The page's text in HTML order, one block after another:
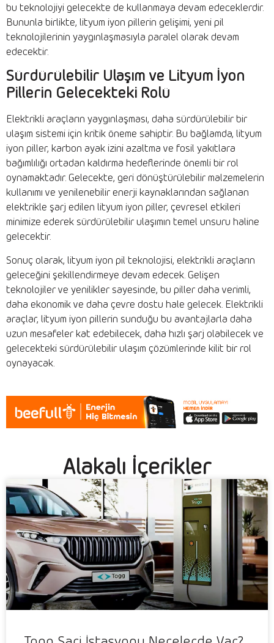
bu teknolojiyi gelecekte de kullanmaya devam edeceklerdir.
Bununla birlikte, lityum iyon pillerin gelişimi, yeni pil
teknolojilerinin yaygınlaşmasıyla paralel olarak devam
edecektir.
Sürdürülebilir Ulaşım ve Lityum İyon
Pillerin Gelecekteki Rolü
Elektrikli araçların yaygınlaşması, daha sürdürülebilir bir
ulaşım sistemi için kritik öneme sahiptir. Bu bağlamda, lityum
iyon piller, karbon ayak izini azaltma ve fosil yakıtlara
bağımlılığı ortadan kaldırma hedeflerinde önemli bir rol
oynamaktadır. Gelecekte, geri dönüştürülebilir malzemelerin
kullanımı ve yenilenebilir enerji kaynaklarından sağlanan
elektrikle şarj edilen lityum iyon piller, çevresel etkileri
minimize ederek sürdürülebilir ulaşımın temel unsuru haline
gelecektir.
Sonuç olarak, lityum iyon pil teknolojisi, elektrikli araçların
geleceğini şekillendirmeye devam edecek. Gelişen
teknolojiler ve yenilikler sayesinde, bu piller daha verimli,
daha ekonomik ve daha çevre dostu hale gelecek. Elektrikli
araçlar, lityum iyon pillerin sunduğu bu avantajlarla daha
uzun mesafeler kat edebilecek, daha hızlı şarj olabilecek ve
gelecekteki sürdürülebilir ulaşım çözümlerinde kilit bir rol
oynayacak.
Alakalı İçerikler